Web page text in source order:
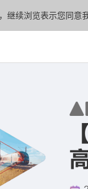
继续浏览表示您同意